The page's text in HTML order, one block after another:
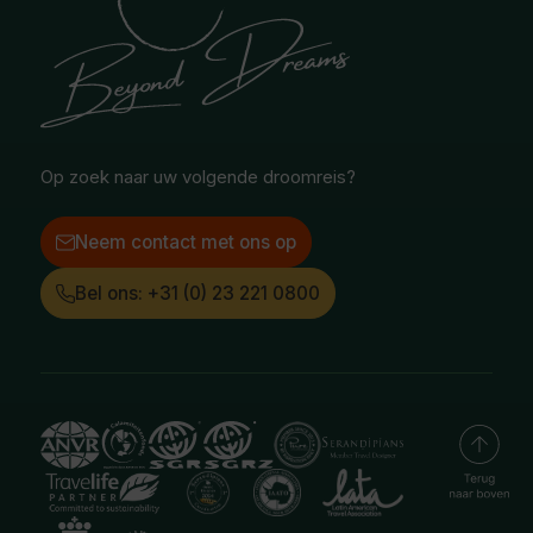
Poolgebied
Safari & Wildlife reizen
Selfdrive reizen
Treinreizen
Reisvoorwaarden
Vacatures
Facebook
Instagram
Op zoek naar uw volgende droomreis?
Neem contact met ons op
Bel ons: +31 (0) 23 221 0800